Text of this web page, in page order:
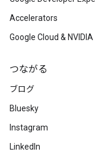
Accelerators
Google Cloud & NVIDIA
つながる
ブログ
Bluesky
Instagram
LinkedIn